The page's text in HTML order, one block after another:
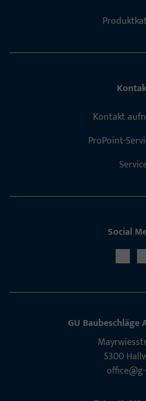
Kontakt
ProPoint-
Social
GU Baubeschläge
5300